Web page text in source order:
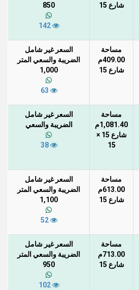
شارع 15
850
142
مساحة
409.00م
شارع 15
السعر غير شامل
الضريبة والسعي المتر
1,000
مساحة
1,081.40م
شارع 15 ×
15
السعر غير شامل
الضريبة والسعي
38
مساحة
613.00م
شارع 15
السعر غير شامل
الضريبة والسعي المتر
1,100
52
مساحة
713.00م
شارع 15
السعر غير شامل
الضريبة والسعي المتر
950
102